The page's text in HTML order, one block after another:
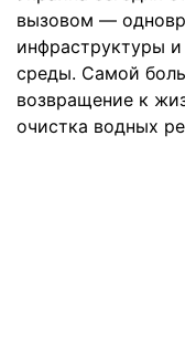
вызовом —
инфраструктуры
среды. Самой
возвращение к
очистка водных